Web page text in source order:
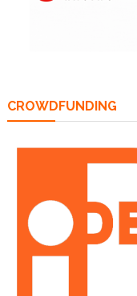
CROWDFUNDING